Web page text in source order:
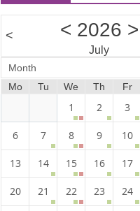
< < 2026 >
July
Month
Mo
Tu We Th Fr
1 2 3
6 7 8 9 10
13 14 15 16 17
20 21 22 23 24